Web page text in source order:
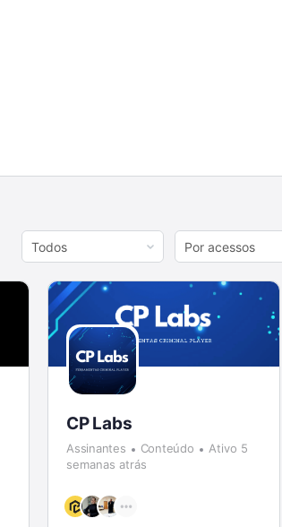
Order
By:
Order
By:
CP Labs
Assinantes Conteúdo
Ativo 5
semanas atrás